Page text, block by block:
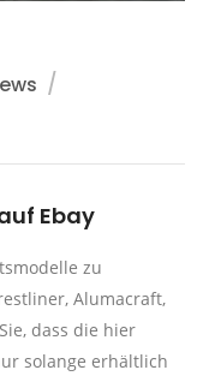
Ebay
zu
Alumacraft,
dass die hier
solange erhältlich